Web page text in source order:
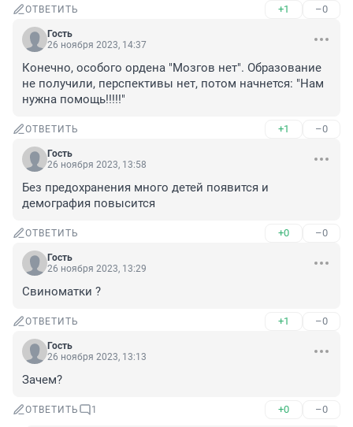
ОТВЕТИТЬ +1 –0
Гость
26 ноября 2023, 14:37
Конечно, особого ордена "Мозгов нет". Образование
не получили, перспективы нет, потом начнется: "Нам
нужна помощь!!!!!"
ОТВЕТИТЬ +1 –0
Гость
26 ноября 2023, 13:58
Без предохранения много детей появится и
демография повысится
ОТВЕТИТЬ +0 –0
Гость
26 ноября 2023, 13:29
Свиноматки ?
ОТВЕТИТЬ +1 –0
Гость
26 ноября 2023, 13:13
Зачем?
ОТВЕТИТЬ 1 +0 –0